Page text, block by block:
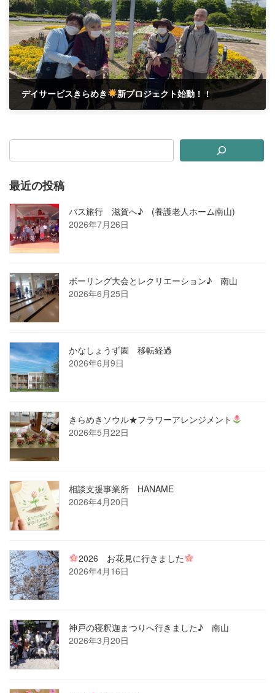
デイサービスきらめき 新プロジェクト始動！！
最近の投稿
バス旅行 滋賀へ♪ (養護老人ホーム南山)
2026年7月26日
ボーリング大会とレクリエーション♪ 南山
2026年6月25日
かなしょうず園 移転経過
2026年6月9日
きらめきソウル★フラワーアレンジメント
2026年5月22日
相談支援事業所 HANAME
2026年4月20日
2026 お花見に行きました
2026年4月16日
神戸の寝釈迦まつりへ行きました♪ 南山
2026年3月20日